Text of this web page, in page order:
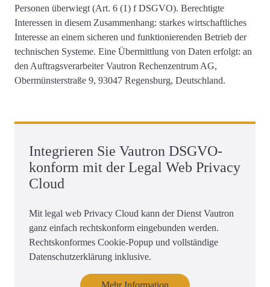
Personen überwiegt (Art. 6 (1) f DSGVO). Berechtigte
Interessen in diesem Zusammenhang: starkes wirtschaftliches
Interesse an einem sicheren und funktionierenden Betrieb der
technischen Systeme. Eine Übermittlung von Daten erfolgt: an
den Auftragsverarbeiter Vautron Rechenzentrum AG,
Obermünsterstraße 9, 93047 Regensburg, Deutschland.
Integrieren Sie Vautron DSGVO-
konform mit der Legal Web Privacy
Cloud
Mit legal web Privacy Cloud kann der Dienst Vautron
ganz einfach rechtskonform eingebunden werden.
Rechtskonformes Cookie-Popup und vollständige
Datenschutzerklärung inklusive.